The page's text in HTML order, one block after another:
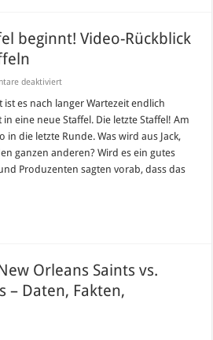
beginnt! Video-Rückblick
deaktiviertfür
Letzte
Staffel
beginnt!
Video-
Rückblick
auf
Staffeln
ist es nach langer Wartezeit endlich
eine neue Staffel. Die letzte Staffel! Am
in die letzte Runde. Was wird aus Jack,
ganzen anderen? Wird es ein gutes
Produzenten sagten vorab, dass das
Orleans Saints vs.
– Daten, Fakten,